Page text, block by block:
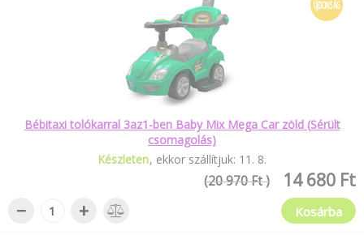
ÚJDONSÁG
Bébitaxi tolókarral 3az1-ben Baby Mix Mega Car zöld (Sérült
csomagolás)
Készleten ekkor szállítjuk: 11 . 8.
14 680 Ft
(20 970 Ft )
− + Kosárba